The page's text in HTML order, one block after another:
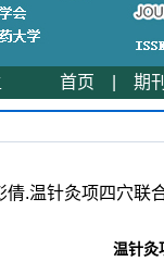
首页 期
倩.温针灸项四穴联
温针灸